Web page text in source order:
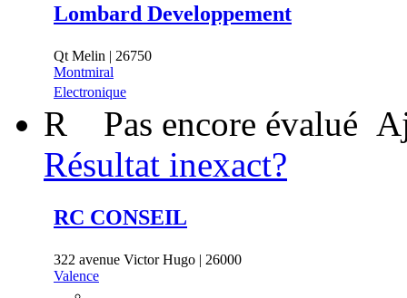
Lombard Developpement
Qt Melin | 26750
Montmiral
Electronique
R Pas encore évalué
Résultat inexact?
RC CONSEIL
322 avenue Victor Hugo | 26000
Valence